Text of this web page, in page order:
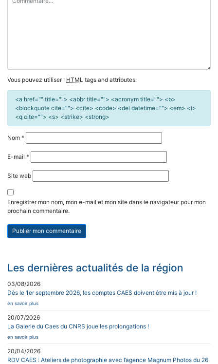
Vous pouvez utiliser : HTML tags and attributes:
<a href="" title=""> <abbr title=""> <acronym title=""> <b>
<blockquote cite=""> <cite> <code> <del datetime=""> <em> <i>
<q cite=""> <s> <strike> <strong>
Nom *
E-mail *
Site web
Enregistrer mon nom, mon e-mail et mon site dans le navigateur pour mon
prochain commentaire.
Les dernières actualités de la région
03/08/2026
Dès le 1er septembre 2026, les comptes CAES doivent être mis à jour !
en savoir plus
20/07/2026
La Galerie du Caes du CNRS joue les prolongations !
en savoir plus
20/04/2026
RDV CAES : Ateliers de photographie avec l’agence Magnum Photos du 26